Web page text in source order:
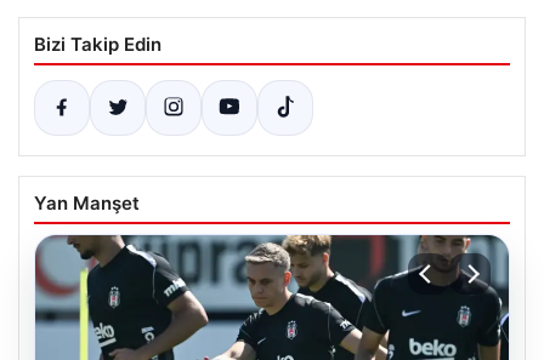
Bizi Takip Edin
Yan Manşet